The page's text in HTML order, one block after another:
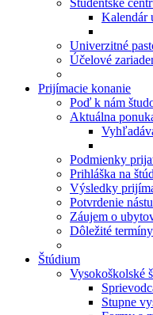
Kalendár
Univerzitné
Účelové
Prijímacie konanie
Poď k nám
Aktuálna
Podmienky
Prihláška na
Výsledky
Potvrdenie
Záujem o
Dôležité termíny
Štúdium
Vysokoškolské
Stupne